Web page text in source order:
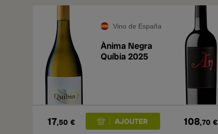
Vino de España
Ànima Negra
Quíbia 2025
17,50 € 108,70 €